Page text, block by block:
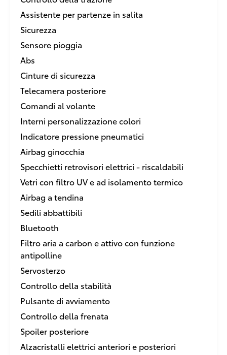
Assistente per partenze in salita
Sicurezza
Sensore pioggia
Abs
Cinture di sicurezza
Telecamera posteriore
Comandi al volante
Interni personalizzazione colori
Indicatore pressione pneumatici
Airbag ginocchia
Specchietti retrovisori elettrici - riscaldabili
Vetri con filtro UV e ad isolamento termico
Airbag a tendina
Sedili abbattibili
Bluetooth
Filtro aria a carbon e attivo con funzione
antipolline
Servosterzo
Controllo della stabilità
Pulsante di avviamento
Controllo della frenata
Spoiler posteriore
Alzacristalli elettrici anteriori e posteriori